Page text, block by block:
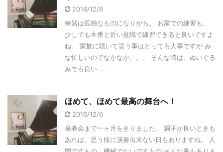
2016/12/6
練習は孤独なものになりがち。 お家での練習も、
少しでも本番と近い意識で練習できると良いですよ
ね。 家族に聴いて貰う事はとっても大事ですが み
な忙しいのでなかなか。。。 そんな時は、ぬいぐる
みでも良い ...
ほめて、ほめて最高の舞台へ！
2016/12/6
発表会まで一ヶ月をきりました。 調子が良いときも
あれば、思う様に演奏出来ない日もありますね。 人